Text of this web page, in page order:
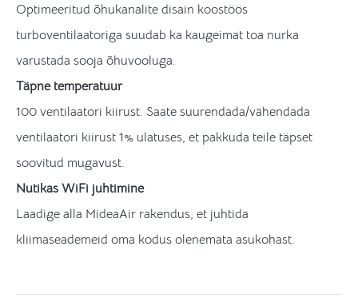
Optimeeritud õhukanalite disain koostöös
turboventilaatoriga suudab ka kaugeimat toa nurka
varustada sooja õhuvooluga.
Täpne temperatuur
100 ventilaatori kiirust. Saate suurendada/vähendada
ventilaatori kiirust 1% ulatuses, et pakkuda teile täpset
soovitud mugavust.
Nutikas WiFi juhtimine
Laadige alla MideaAir rakendus, et juhtida
kliimaseademeid oma kodus olenemata asukohast.